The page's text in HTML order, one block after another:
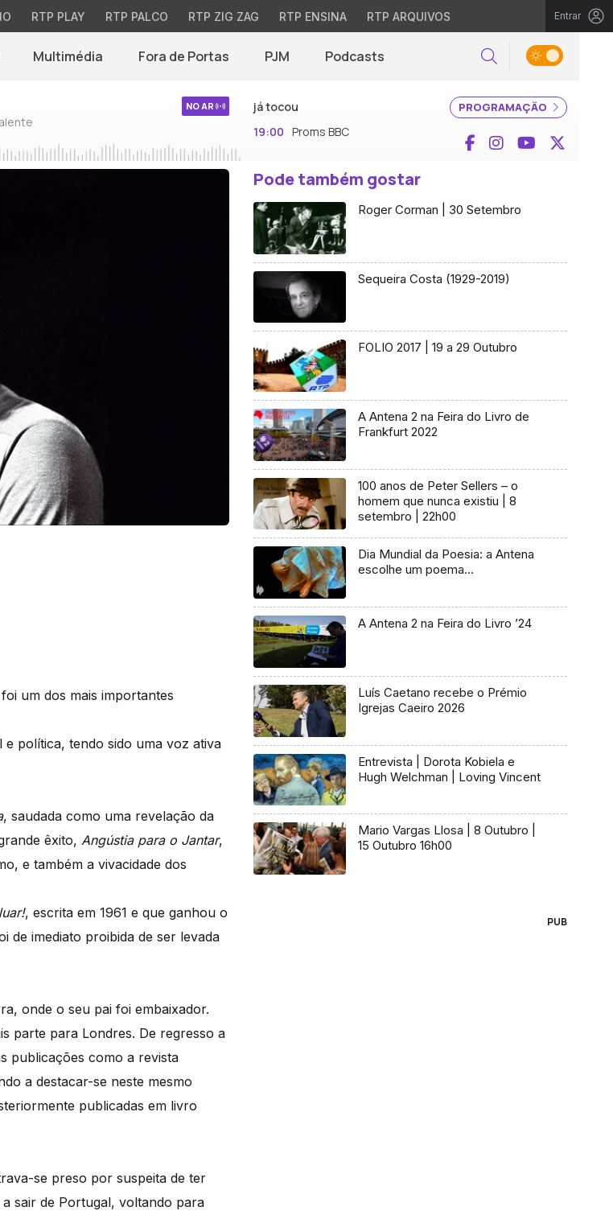
RTP PLAY RTP PALCO RTP ZIG ZAG RTP ENSINA RTP ARQUIVOS Entrar
Multimédia Fora de Portas PJM Podcasts Pesquisar
NO AR PROGRAMAÇÃO
já tocou
19:00 Proms BBC Facebook
InstagramYouTube
um dos mais importantes
política, tendo sido uma voz ativa
, saudada como uma revelação da
êxito, Angústia para o Jantar,
e também a vivacidade dos
, escrita em 1961 e que ganhou o
de imediato proibida de ser levada
onde o seu pai foi embaixador.
parte para Londres. De regresso a
publicações como a revista
a destacar-se neste mesmo
publicadas em livro
se preso por suspeita de ter
a sair de Portugal, voltando para
Pode também gostar
Roger Corman | 30 Setembro
Sequeira Costa (1929-2019)
FOLIO 2017 | 19 a 29 Outubro
A Antena 2 na Feira do Livro de
Frankfurt 2022
100 anos de Peter Sellers – o
homem que nunca existiu | 8
setembro | 22h00
Dia Mundial da Poesia: a Antena
escolhe um poema…
A Antena 2 na Feira do Livro ’24
Luís Caetano recebe o Prémio
Igrejas Caeiro 2026
Entrevista | Dorota Kobiela e
Hugh Welchman | Loving Vincent
Mario Vargas Llosa | 8 Outubro |
15 Outubro 16h00
PUB